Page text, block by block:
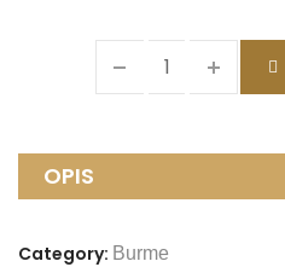
OPIS
Category: Burme